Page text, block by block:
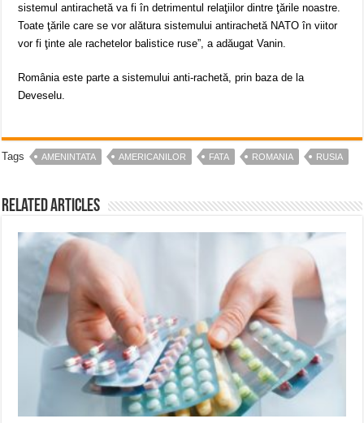
sistemul antirachetă va fi în detrimentul relaţiilor dintre ţările noastre.
Toate ţările care se vor alătura sistemului antirachetă NATO în viitor
vor fi ţinte ale rachetelor balistice ruse”, a adăugat Vanin.
România este parte a sistemului anti-rachetă, prin baza de la
Deveselu.
Tags AMENINTATA AMERICANILOR FATA ROMANIA RUSIA
Related Articles